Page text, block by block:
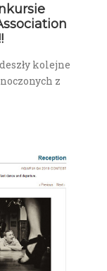
kolejne
z